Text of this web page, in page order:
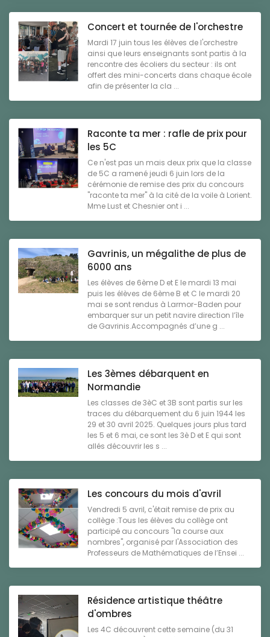
Concert et tournée de l'orchestre
Mardi 17 juin tous les élèves de l'orchestre
ainsi que leurs enseignants sont partis à la
rencontre des écoliers du secteur : ils ont
offert des mini-concerts dans chaque école
afin de présenter la cla ...
Raconte ta mer : rafle de prix pour
les 5C
Ce n'est pas un mais deux prix que la classe
de 5C a ramené jeudi 6 juin lors de la
cérémonie de remise des prix du concours
"raconte ta mer" à la cité de la voile à Lorient.
Mme Lust et Chesnier ont i ...
Gavrinis, un mégalithe de plus de
6000 ans
Les élèves de 6ème D et E le mardi 13 mai
puis les élèves de 6ème B et C le mardi 20
mai se sont rendus à Larmor-Baden pour
embarquer sur un petit navire direction l’île
de Gavrinis.Accompagnés d’une g ...
Les 3èmes débarquent en
Normandie
Les classes de 3èC et 3B sont partis sur les
traces du débarquement du 6 juin 1944 les
29 et 30 avril 2025. Quelques jours plus tard
les 5 et 6 mai, ce sont les 3è D et E qui sont
allés découvrir les s ...
Les concours du mois d'avril
Vendredi 5 avril, c'était remise de prix au
collège :Tous les élèves du collège ont
participé au concours "la course aux
nombres", organisé par l'Association des
Professeurs de Mathématiques de l’Ensei ...
Résidence artistique théâtre
d'ombres
Les 4C découvrent cette semaine (du 31